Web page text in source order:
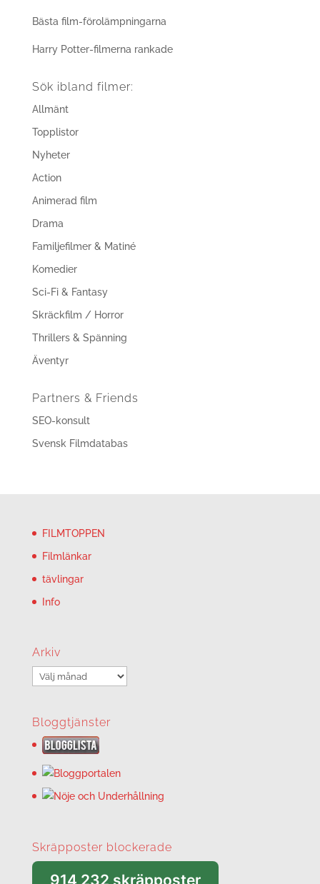
Bästa film-förolämpningarna
Harry Potter-filmerna rankade
Sök ibland filmer:
Allmänt
Topplistor
Nyheter
Action
Animerad film
Drama
Familjefilmer & Matiné
Komedier
Sci-Fi & Fantasy
Skräckfilm / Horror
Thrillers & Spänning
Äventyr
Partners & Friends
SEO-konsult
Svensk Filmdatabas
FILMTOPPEN
Filmlänkar
tävlingar
Info
Arkiv
Arkiv
Bloggtjänster
Skräpposter blockerade
914 232 skräpposter